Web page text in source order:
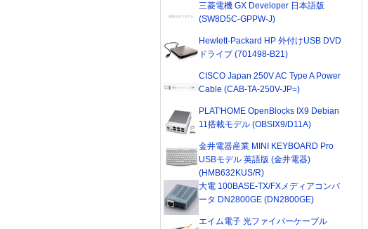
三菱電機 GX Developer 日本語版
(SW8D5C-GPPW-J)
Hewlett-Packard HP 外付けUSB DVD
ドライブ (701498-B21)
CISCO Japan 250V AC Type A Power
Cable (CAB-TA-250V-JP=)
PLAT'HOME OpenBlocks IX9 Debian
11搭載モデル (OBSIX9/D11A)
金井電器産業 MINI KEYBOARD Pro
USBモデル 英語版 (金井電器)
(HMB632KUS/R)
大電 100BASE-TX/FXメディアコンバ
ータ DN2800GE (DN2800GE)
エイム電子 光ファイバーケーブル